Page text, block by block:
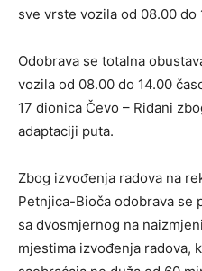
sve vrste vozila od 08.00 do
Odobrava se totalna
vozila od 08.00 do 14.00
17 dionica Čevo – Riđani
adaptaciji puta.
Zbog izvođenja radova na
Petnjica-Bioča odobrava se
sa dvosmjernog na
mjestima izvođenja radova,